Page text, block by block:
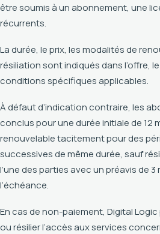
être soumis à un abonnement, une
récurrents.
La durée, le prix, les modalités de
résiliation sont indiqués dans l’offre,
conditions spécifiques applicables.
À défaut d’indication contraire, les
conclus pour une durée initiale de 12
renouvelable tacitement pour des
successives de même durée, sauf
l’une des parties avec un préavis de
l’échéance.
En cas de non-paiement, Digital
ou résilier l’accès aux services